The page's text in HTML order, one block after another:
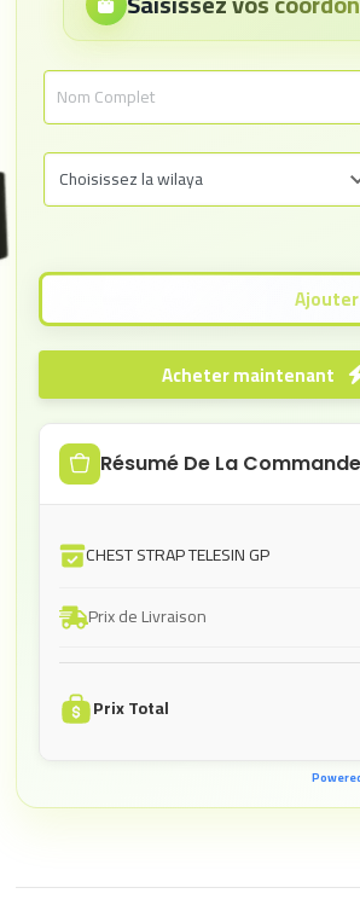
Acheter maintenant
Résumé De La Commande
CHEST STRAP TELESIN GP
Prix de Livraison
Prix Total